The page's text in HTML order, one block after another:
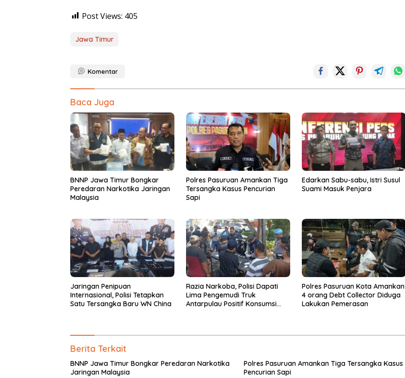
Post Views: 405
Jawa Timur
Komentar
Baca Juga
BNNP Jawa Timur Bongkar
Peredaran Narkotika Jaringan
Malaysia
Polres Pasuruan Amankan Tiga
Tersangka Kasus Pencurian
Sapi
Edarkan Sabu-sabu, Istri Susul
Suami Masuk Penjara
Jaringan Penipuan
Internasional, Polisi Tetapkan
Satu Tersangka Baru WN China
Razia Narkoba, Polisi Dapati
Lima Pengemudi Truk
Antarpulau Positif Konsumsi
Polres Pasuruan Kota Amankan
4 orang Debt Collector Diduga
Lakukan Pemerasan
Berita Terkait
BNNP Jawa Timur Bongkar Peredaran Narkotika
Jaringan Malaysia
Polres Pasuruan Amankan Tiga Tersangka Kasus
Pencurian Sapi